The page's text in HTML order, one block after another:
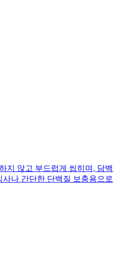
지 않고 부드럽게 씹히며, 담백
나 간단한 단백질 보충용으로